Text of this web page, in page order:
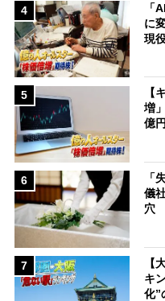
4
「
に
現
5
【
増
億
6
「
儀
穴
7
【
キ
化”